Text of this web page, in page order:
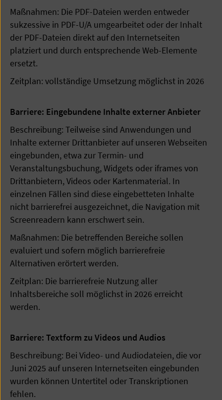
Maßnahmen: Die PDF-Dateien werden entweder
sukzessive in PDF-U/A umgearbeitet oder der Inhalt
der PDF-Dateien direkt auf den Internetseiten
platziert und durch entsprechende Web-Elemente
ersetzt.
Zeitplan: vollständige Umsetzung möglichst in 2026
Barriere: Eingebundene Inhalte externer Anbieter
Beschreibung: Teilweise sind Anwendungen und
Inhalte externer Drittanbieter auf unseren Webseiten
eingebunden, etwa zur Termin- und
Veranstaltungsbuchung, Widgets oder iframes von
Drittanbietern, Videos oder Kartenmaterial. In
einzelnen Fällen sind diese eingebetteten Inhalte
nicht barrierefrei ausgezeichnet, die Navigation mit
Screenreadern kann erschwert sein.
Maßnahmen: Die betreffenden Bereiche sollen
evaluiert und sofern möglich barrierefreie
Alternativen erörtert werden.
Zeitplan: Die barrierefreie Nutzung aller
Inhaltsbereiche soll möglichst in 2026 erreicht
werden.
Barriere: Textform zu Videos und Audios
Beschreibung: Bei Video- und Audiodateien, die vor
Juni 2025 auf unseren Internetseiten eingebunden
wurden können Untertitel oder Transkriptionen
fehlen.